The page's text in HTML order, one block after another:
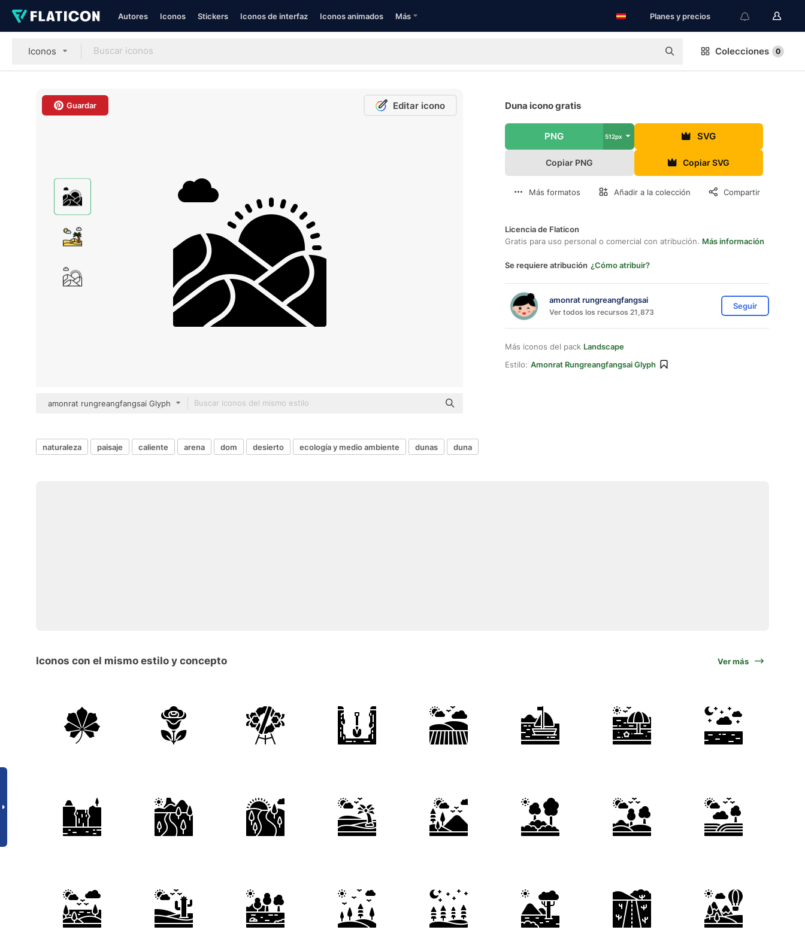
Autores Iconos Stickers Iconos de interfaz Iconos animados Más Planes y precios
Iconos Colecciones 0
Guardar Editar icono
amonrat rungreangfangsai Glyph
Duna icono gratis
PNG 512px SVG
Copiar PNG Copiar SVG
Más formatos Añadir a la colección Compartir
Licencia de Flaticon
Gratis para uso personal o comercial con atribución. Más información
Se requiere atribución ¿Cómo atribuir?
amonrat rungreangfangsai
Ver todos los recursos 21,873
Seguir
Más iconos del pack Landscape
Estilo: Amonrat Rungreangfangsai Glyph
naturaleza paisaje caliente arena dom desierto ecología y medio ambiente dunas duna
Iconos con el mismo estilo y concepto Ver más